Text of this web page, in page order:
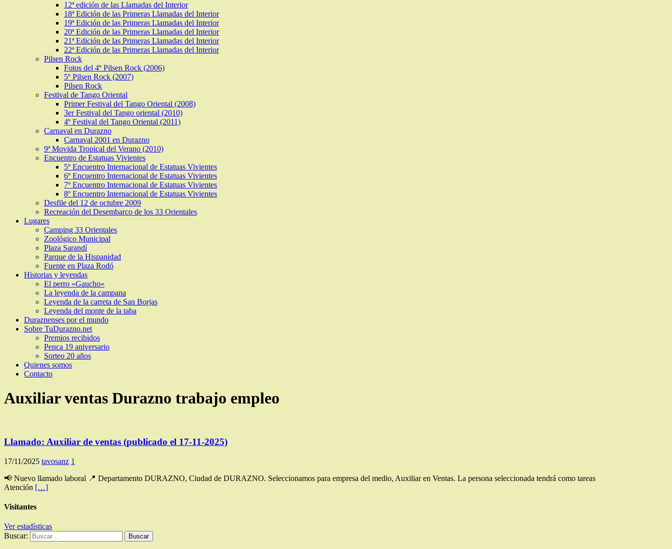
12ª edición de las Llamadas del Interior
18ª Edición de las Primeras Llamadas del Interior
19ª Edición de las Primeras Llamadas del Interior
20ª Edición de las Primeras Llamadas del Interior
21ª Edición de las Primeras Llamadas del Interior
22ª Edición de las Primeras Llamadas del Interior
Pilsen Rock
Fotos del 4º Pilsen Rock (2006)
5º Pilsen Rock (2007)
Pilsen Rock
Festival de Tango Oriental
Primer Festival del Tango Oriental (2008)
3er Festival del Tango oriental (2010)
4º Festival del Tango Oriental (2011)
Carnaval en Durazno
Carnaval 2001 en Durazno
9ª Movida Tropical del Verano (2010)
Encuentro de Estatuas Vivientes
5º Encuentro Internacional de Estatuas Vivientes
6º Encuentro Internacional de Estatuas Vivientes
7º Encuentro Internacional de Estatuas Vivientes
8º Encuentro Internacional de Estatuas Vivientes
Desfile del 12 de octubre 2009
Recreación del Desembarco de los 33 Orientales
Lugares
Camping 33 Orientales
Zoológico Municipal
Plaza Sarandí
Parque de la Hispanidad
Fuente en Plaza Rodó
Historias y leyendas
El perro «Gaucho»
La leyenda de la campana
Leyenda de la carreta de San Borjas
Leyenda del monte de la taba
Duraznenses por el mundo
Sobre TuDurazno.net
Premios recibidos
Penca 19 aniversario
Sorteo 20 años
Quienes somos
Contacto
Auxiliar ventas Durazno trabajo empleo
Llamado: Auxiliar de ventas (publicado el 17-11-2025)
17/11/2025 tavosanz 1
📢 Nuevo llamado laboral 📍 Departamento DURAZNO, Ciudad de DURAZNO. Seleccionamos para empresa del medio, Auxiliar en Ventas. La persona seleccionada tendrá como tareas
Atención […]
Visitantes
Ver estadísticas
Buscar: